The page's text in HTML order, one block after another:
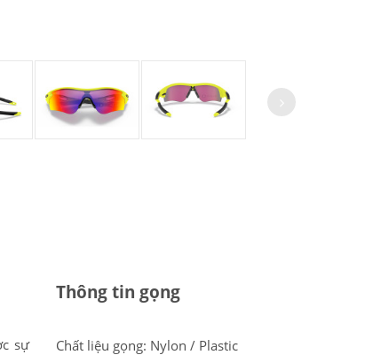
sự
Thông tin gọng
Chất liệu gọng: Nylon / Plastic